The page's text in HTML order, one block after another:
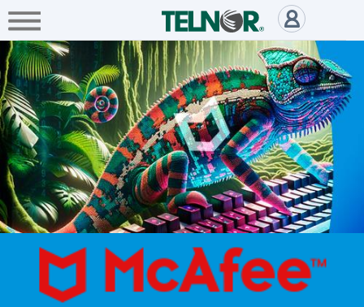
Hogar Empresa
A+
Servicios
Mi
Telnor
Cobertura
Paga
Antivirus McAfee protege tus